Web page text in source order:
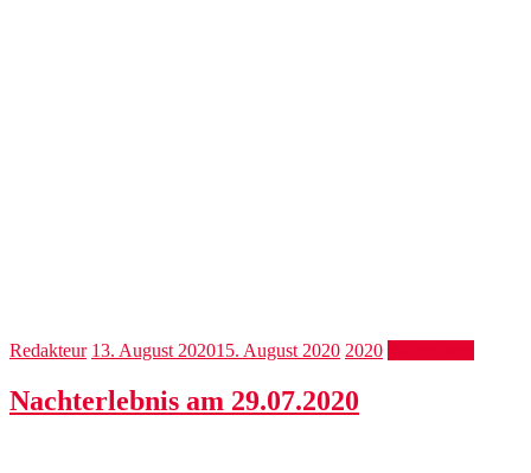
Redakteur 13. August 202015. August 2020 2020
Nachterlebnis am 29.07.2020